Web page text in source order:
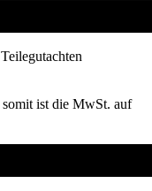
ist die MwSt. auf